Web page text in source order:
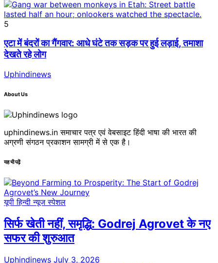
5
एटा में बंदरों का गैंगवार: आधे घंटे तक सड़क पर हुई लड़ाई, तमाशा
देखते रहे लोग
Uphindinews
About Us
uphindinews.in समाचार पत्र एवं वेबसाइट हिंदी भाषा की भारत की
अग्रणी संगठन प्रकाशन सामग्री में से एक है।
यह भी पढ़ें
यूपी हिन्दी न्यूज स्पेशल
सिर्फ खेती नहीं, समृद्धि: Godrej Agrovet के नए
सफर की शुरुआत
Uphindinews July 3, 2026